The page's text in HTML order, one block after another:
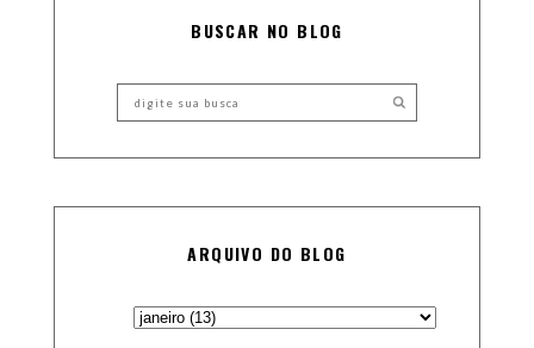
BUSCAR NO BLOG
ARQUIVO DO BLOG